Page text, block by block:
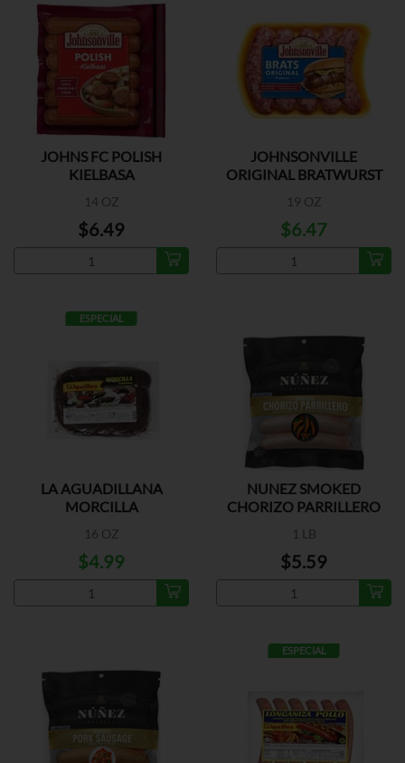
JOHNS FC POLISH
KIELBASA
14 OZ
$6.49
JOHNSONVILLE
ORIGINAL BRATWURST
19 OZ
$6.47
ESPECIAL
LA AGUADILLANA
MORCILLA
16 OZ
$4.99
NUNEZ SMOKED
CHORIZO PARRILLERO
1 LB
$5.59
ESPECIAL